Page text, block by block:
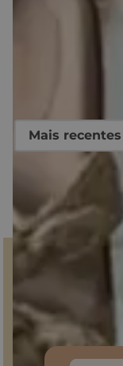
Carregando…
Faça login para
Mais recentes
Carregando
Inscreva-se em
mundo